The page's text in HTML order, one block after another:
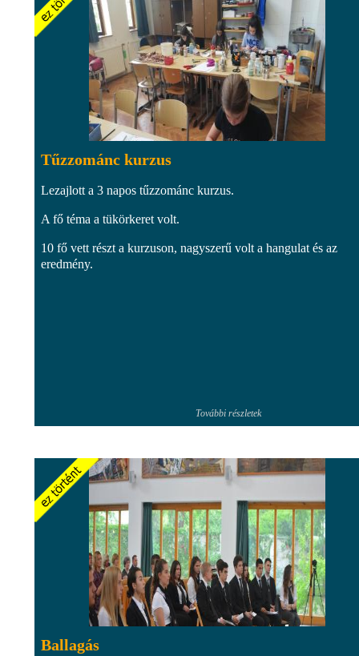
Tűzzománc kurzus
Lezajlott a 3 napos tűzzománc kurzus.
A fő téma a tükörkeret volt.
10 fő vett részt a kurzuson, nagyszerű volt a hangulat és az
eredmény.
További részletek
Ballagás